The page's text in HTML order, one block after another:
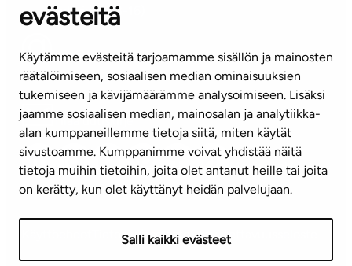
evästeitä
Käytämme evästeitä tarjoamamme sisällön ja mainosten
räätälöimiseen, sosiaalisen median ominaisuuksien
tukemiseen ja kävijämäärämme analysoimiseen. Lisäksi
jaamme sosiaalisen median, mainosalan ja analytiikka-
alan kumppaneillemme tietoja siitä, miten käytät
sivustoamme. Kumppanimme voivat yhdistää näitä
tietoja muihin tietoihin, joita olet antanut heille tai joita
on kerätty, kun olet käyttänyt heidän palvelujaan.
Salli kaikki evästeet
(arkisin klo 8-16)
info@ta.fi
Tilaa uutiskirje
Mediapankki
TietosuojaselosteSaavutettavuusseloste